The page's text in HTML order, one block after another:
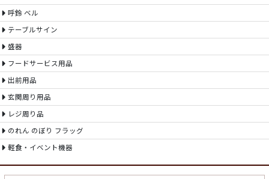
呼鈴 ベル
テーブルサイン
盛器
フードサービス用品
出前用品
玄関周り用品
レジ周り品
のれん のぼり フラッグ
軽食・イベント機器